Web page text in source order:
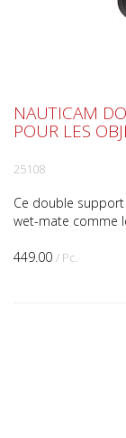
449.00 / Pc.
NAUTICAM
POUR LES
25108
Ce double
wet-mate comme
M67. Un seul